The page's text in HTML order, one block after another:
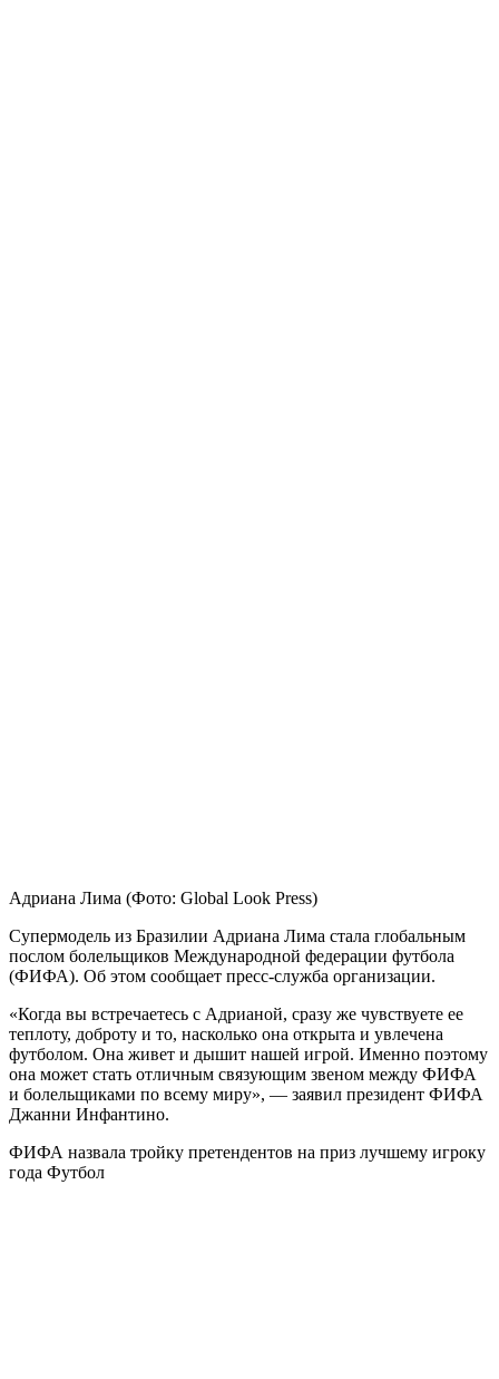
Адриана Лима (Фото: Global Look Press)
Супермодель из Бразилии Адриана Лима стала глобальным
послом болельщиков Международной федерации футбола
(ФИФА). Об этом сообщает пресс-служба организации.
«Когда вы встречаетесь с Адрианой, сразу же чувствуете ее
теплоту, доброту и то, насколько она открыта и увлечена
футболом. Она живет и дышит нашей игрой. Именно поэтому
она может стать отличным связующим звеном между ФИФА
и болельщиками по всему миру», — заявил президент ФИФА
Джанни Инфантино.
ФИФА назвала тройку претендентов на приз лучшему игроку
года Футбол